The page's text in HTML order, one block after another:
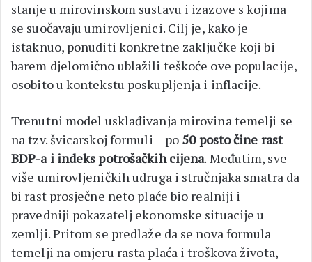
stanje u mirovinskom sustavu i izazove s kojima
se suočavaju umirovljenici. Cilj je, kako je
istaknuo, ponuditi konkretne zaključke koji bi
barem djelomično ublažili teškoće ove populacije,
osobito u kontekstu poskupljenja i inflacije.
Trenutni model usklađivanja mirovina temelji se
na tzv. švicarskoj formuli – po 50 posto čine rast
BDP-a i indeks potrošačkih cijena. Međutim, sve
više umirovljeničkih udruga i stručnjaka smatra da
bi rast prosječne neto plaće bio realniji i
pravedniji pokazatelj ekonomske situacije u
zemlji. Pritom se predlaže da se nova formula
temelji na omjeru rasta plaća i troškova života,